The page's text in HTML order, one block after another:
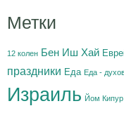
Метки
12 колен Бен Иш Хай
праздники Еда Еда -
Израиль Йом Кипур